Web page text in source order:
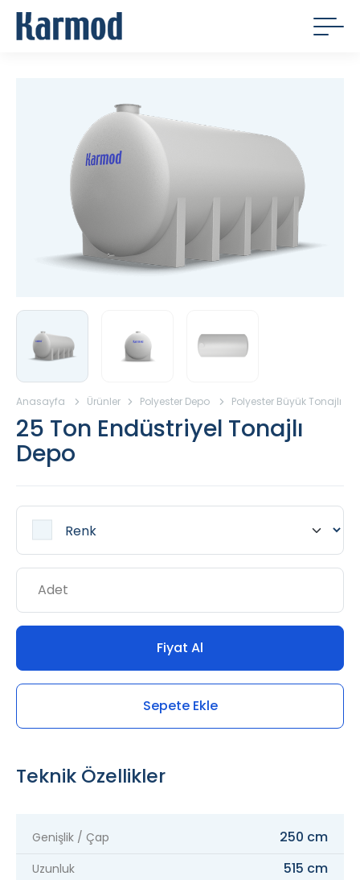
Anasayfa Ürünler Polyester Depo Polyester Büyük Tonajlı
25 Ton Endüstriyel Tonajlı
Depo
Fiyat Al
Sepete Ekle
Teknik Özellikler
Genişlik / Çap 250 cm
Uzunluk 515 cm